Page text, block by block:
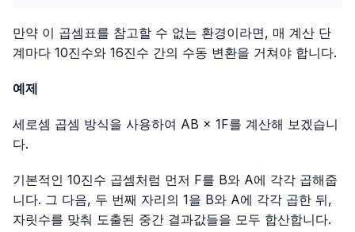
만약 이 곱셈표를 참고할 수 없는 환경이라면, 매 계산 단
계마다 10진수와 16진수 간의 수동 변환을 거쳐야 합니다.
예제
세로셈 곱셈 방식을 사용하여 AB × 1F를 계산해 보겠습니
다.
기본적인 10진수 곱셈처럼 먼저 F를 B와 A에 각각 곱해줍
니다. 그 다음, 두 번째 자리의 1을 B와 A에 각각 곱한 뒤,
자릿수를 맞춰 도출된 중간 결과값들을 모두 합산합니다.